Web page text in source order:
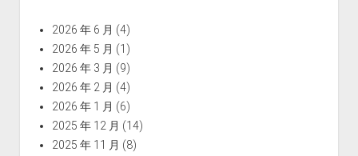
2026 年 6 月 (4)
2026 年 5 月 (1)
2026 年 3 月 (9)
2026 年 2 月 (4)
2026 年 1 月 (6)
2025 年 12 月 (14)
2025 年 11 月 (8)